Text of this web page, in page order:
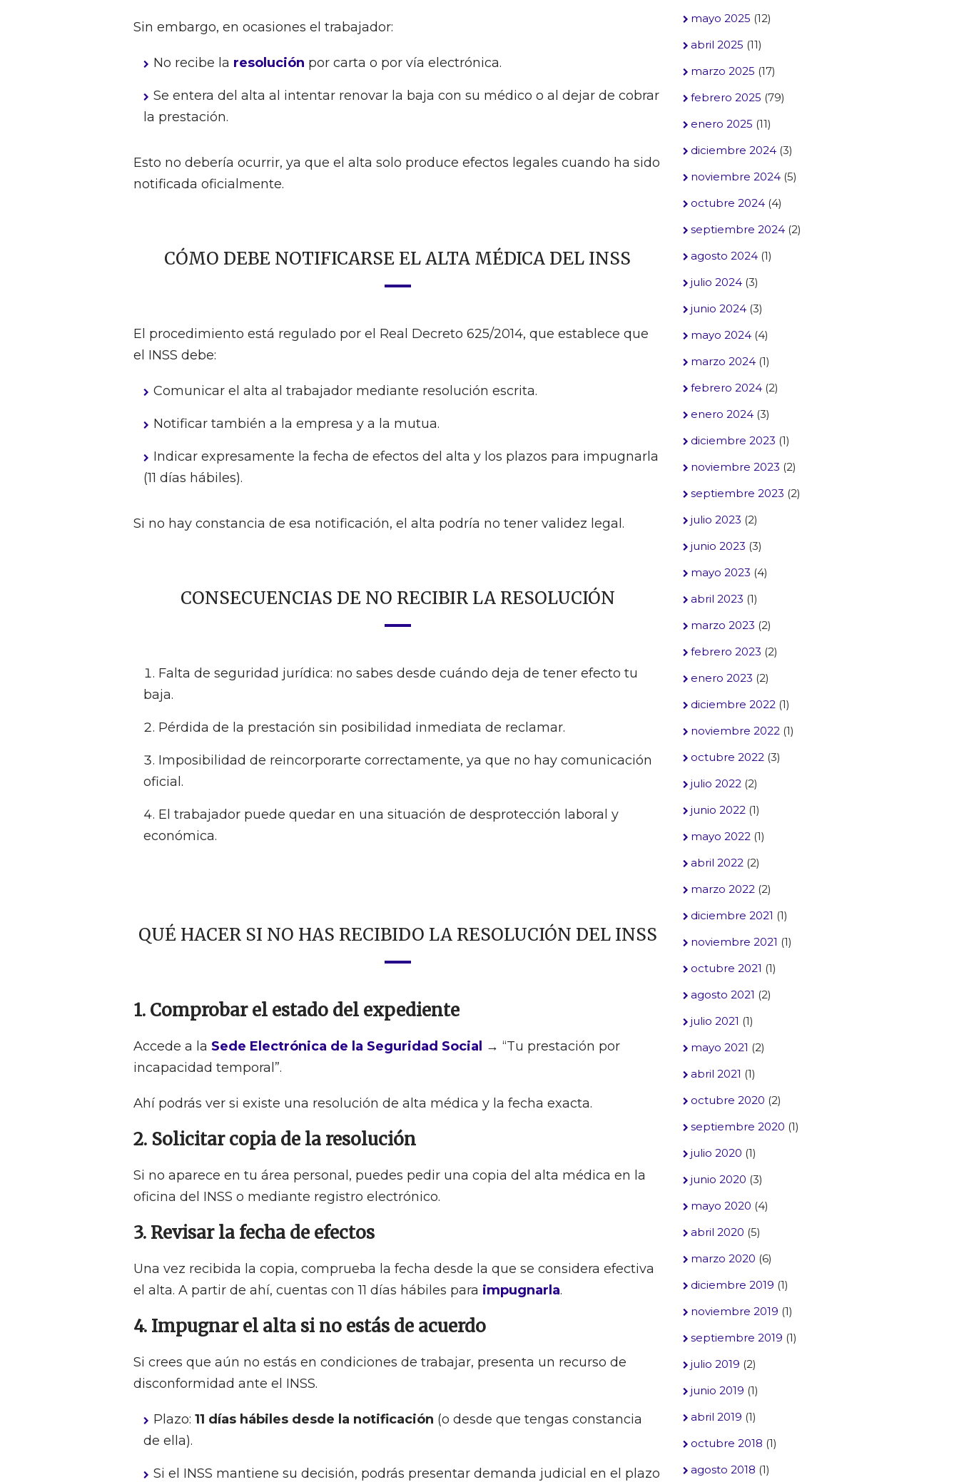
Sin embargo, en ocasiones el trabajador:
No recibe la resolución por carta o por vía electrónica.
Se entera del alta al intentar renovar la baja con su médico o al dejar de cobrar
la prestación.
Esto no debería ocurrir, ya que el alta solo produce efectos legales cuando ha sido
notificada oficialmente.
CÓMO DEBE NOTIFICARSE EL ALTA MÉDICA DEL INSS
El procedimiento está regulado por el Real Decreto 625/2014, que establece que
el INSS debe:
Comunicar el alta al trabajador mediante resolución escrita.
Notificar también a la empresa y a la mutua.
Indicar expresamente la fecha de efectos del alta y los plazos para impugnarla
(11 días hábiles).
Si no hay constancia de esa notificación, el alta podría no tener validez legal.
CONSECUENCIAS DE NO RECIBIR LA RESOLUCIÓN
Falta de seguridad jurídica: no sabes desde cuándo deja de tener efecto tu
baja.
Pérdida de la prestación sin posibilidad inmediata de reclamar.
Imposibilidad de reincorporarte correctamente, ya que no hay comunicación
oficial.
El trabajador puede quedar en una situación de desprotección laboral y
económica.
QUÉ HACER SI NO HAS RECIBIDO LA RESOLUCIÓN DEL INSS
1. Comprobar el estado del expediente
Accede a la Sede Electrónica de la Seguridad Social
→ “Tu prestación por
incapacidad temporal”.
Ahí podrás ver si existe una resolución de alta médica y la fecha exacta.
2. Solicitar copia de la resolución
Si no aparece en tu área personal, puedes pedir una copia del alta médica en la
oficina del INSS o mediante registro electrónico.
3. Revisar la fecha de efectos
Una vez recibida la copia, comprueba la fecha desde la que se considera efectiva
el alta. A partir de ahí, cuentas con 11 días hábiles para impugnarla.
4. Impugnar el alta si no estás de acuerdo
Si crees que aún no estás en condiciones de trabajar, presenta un recurso de
disconformidad ante el INSS.
Plazo: 11 días hábiles desde la notificación (o desde que tengas constancia
de ella).
Si el INSS mantiene su decisión, podrás presentar demanda judicial en el plazo
mayo 2025 (12)
abril 2025 (11)
marzo 2025 (17)
febrero 2025 (79)
enero 2025 (11)
diciembre 2024 (3)
noviembre 2024 (5)
octubre 2024 (4)
septiembre 2024 (2)
agosto 2024 (1)
julio 2024 (3)
junio 2024 (3)
mayo 2024 (4)
marzo 2024 (1)
febrero 2024 (2)
enero 2024 (3)
diciembre 2023 (1)
noviembre 2023 (2)
septiembre 2023 (2)
julio 2023 (2)
junio 2023 (3)
mayo 2023 (4)
abril 2023 (1)
marzo 2023 (2)
febrero 2023 (2)
enero 2023 (2)
diciembre 2022 (1)
noviembre 2022 (1)
octubre 2022 (3)
julio 2022 (2)
junio 2022 (1)
mayo 2022 (1)
abril 2022 (2)
marzo 2022 (2)
diciembre 2021 (1)
noviembre 2021 (1)
octubre 2021 (1)
agosto 2021 (2)
julio 2021 (1)
mayo 2021 (2)
abril 2021 (1)
octubre 2020 (2)
septiembre 2020 (1)
julio 2020 (1)
junio 2020 (3)
mayo 2020 (4)
abril 2020 (5)
marzo 2020 (6)
diciembre 2019 (1)
noviembre 2019 (1)
septiembre 2019 (1)
julio 2019 (2)
junio 2019 (1)
abril 2019 (1)
octubre 2018 (1)
agosto 2018 (1)